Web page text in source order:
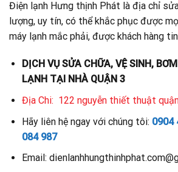
Điện lạnh Hưng thịnh Phát là địa chỉ
lượng, uy tín, có thể khắc phục được
máy lạnh mắc phải, được khách hàng
DỊCH VỤ SỬA CHỮA, VỆ SINH,
LẠNH TẠI NHÀ QUẬN 3
Địa Chi: 122 nguyễn thiết thuật
Hãy liên hệ ngay với chúng tôi: 0904
084 987
Email: